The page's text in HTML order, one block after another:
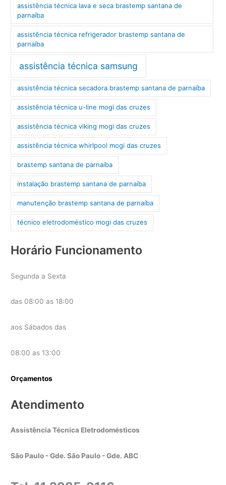
assistência técnica lava e seca brastemp santana de
parnaíba
assistência técnica refrigerador brastemp santana de
parnaíba
assistência técnica samsung
assistência técnica secadora brastemp santana de parnaíba
assistência técnica u-line mogi das cruzes
assistência técnica viking mogi das cruzes
assistência técnica whirlpool mogi das cruzes
brastemp santana de parnaíba
instalação brastemp santana de parnaíba
manutenção brastemp santana de parnaíba
técnico eletrodoméstico mogi das cruzes
Horário Funcionamento
Segunda a Sexta
das 08:00 as 18:00
aos Sábados das
08:00 as 13:00
Orçamentos
Atendimento
Assistência Técnica Eletrodomésticos
São Paulo - Gde. São Paulo - Gde. ABC